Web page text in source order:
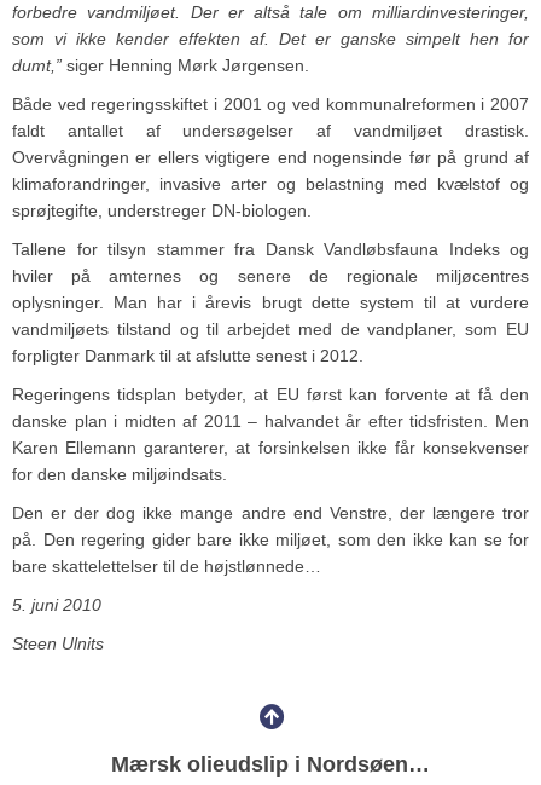
forbedre vandmiljøet. Der er altså tale om milliardinvesteringer,
som vi ikke kender effekten af. Det er ganske simpelt hen for
dumt,” siger Henning Mørk Jørgensen.
Både ved regeringsskiftet i 2001 og ved kommunalreformen i 2007
faldt antallet af undersøgelser af vandmiljøet drastisk.
Overvågningen er ellers vigtigere end nogensinde før på grund af
klimaforandringer, invasive arter og belastning med kvælstof og
sprøjtegifte, understreger DN-biologen.
Tallene for tilsyn stammer fra Dansk Vandløbsfauna Indeks og
hviler på amternes og senere de regionale miljøcentres
oplysninger. Man har i årevis brugt dette system til at vurdere
vandmiljøets tilstand og til arbejdet med de vandplaner, som EU
forpligter Danmark til at afslutte senest i 2012.
Regeringens tidsplan betyder, at EU først kan forvente at få den
danske plan i midten af 2011 – halvandet år efter tidsfristen. Men
Karen Ellemann garanterer, at forsinkelsen ikke får konsekvenser
for den danske miljøindsats.
Den er der dog ikke mange andre end Venstre, der længere tror
på. Den regering gider bare ikke miljøet, som den ikke kan se for
bare skattelettelser til de højstlønnede…
5. juni 2010
Steen Ulnits
Mærsk olieudslip i Nordsøen…